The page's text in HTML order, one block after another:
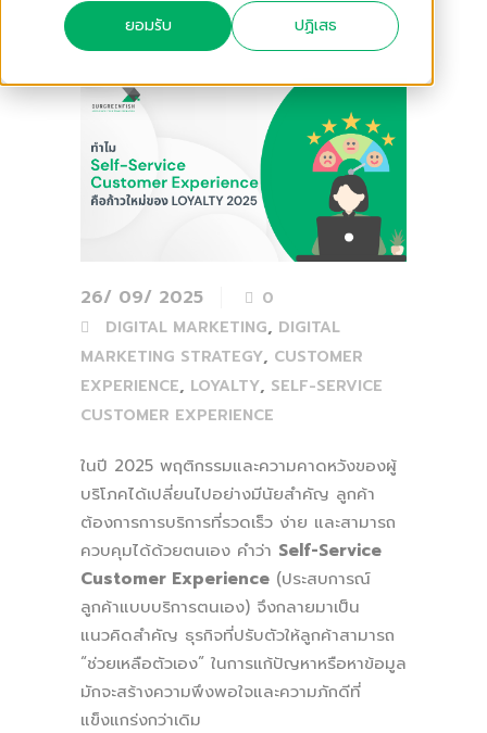
ยอมรับ
ปฏิเสธ
26/ 09/ 2025
0
DIGITAL MARKETING, DIGITAL
MARKETING STRATEGY, CUSTOMER
EXPERIENCE, LOYALTY, SELF-SERVICE
CUSTOMER EXPERIENCE
ในปี 2025 พฤติกรรมและความคาดหวังของผู้
บริโภคได้เปลี่ยนไปอย่างมีนัยสำคัญ ลูกค้า
ต้องการการบริการที่รวดเร็ว ง่าย และสามารถ
ควบคุมได้ด้วยตนเอง คำว่า Self-Service
Customer Experience (ประสบการณ์
ลูกค้าแบบบริการตนเอง) จึงกลายมาเป็น
แนวคิดสำคัญ ธุรกิจที่ปรับตัวให้ลูกค้าสามารถ
“ช่วยเหลือตัวเอง” ในการแก้ปัญหาหรือหาข้อมูล
มักจะสร้างความพึงพอใจและความภักดีที่
แข็งแกร่งกว่าเดิม